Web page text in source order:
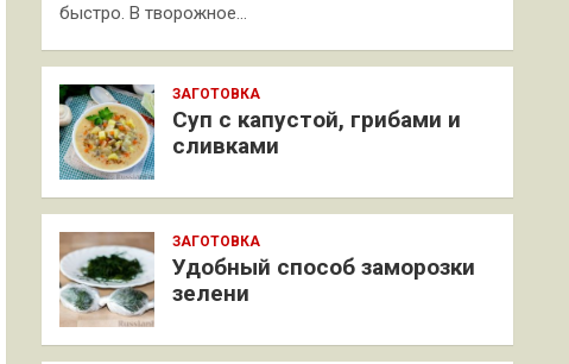
быстро. В творожное…
ЗАГОТОВКА
Суп с капустой, грибами и
сливками
ЗАГОТОВКА
Удобный способ заморозки
зелени